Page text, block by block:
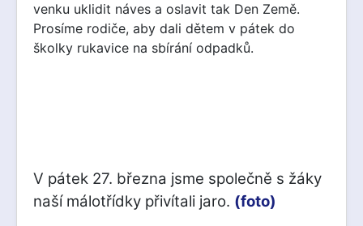
venku uklidit náves a oslavit tak Den Země.
Prosíme rodiče, aby dali dětem v pátek do
školky rukavice na sbírání odpadků.
V pátek 27. března jsme společně s žáky
naší málotřídky přivítali jaro. (foto)